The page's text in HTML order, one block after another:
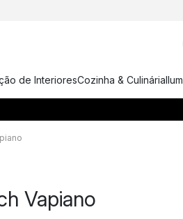
de InterioresCozinha & Culinária
Vapiano